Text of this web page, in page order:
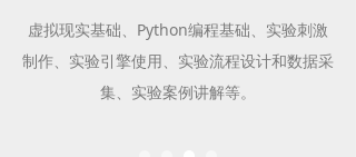
虚拟现实基础、Python编程基础、实验刺激
制作、实验引擎使用、实验流程设计和数据采
集、实验案例讲解等。